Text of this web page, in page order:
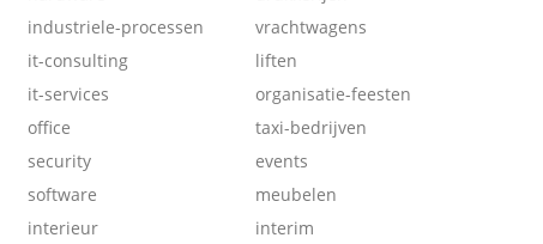
industriele-processen
it-consulting
it-services
office
security
software
interieur
vrachtwagens
liften
organisatie-feesten
taxi-bedrijven
events
meubelen
interim